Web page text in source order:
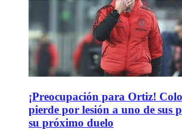
¡Preocupación para Ortiz!
pierde por lesión a uno de sus
su próximo duelo